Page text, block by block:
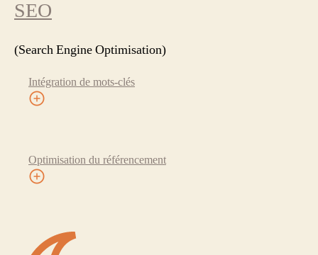
SEO
(Search Engine Optimisation)
Intégration de mots-clés
Optimisation du référencement